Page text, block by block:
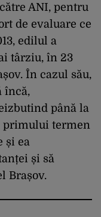
ANI, pentru
de evaluare ce
edilul a
târziu, în 23
În cazul său,
încă,
până la
primului termen
și ea
și să
Brașov.